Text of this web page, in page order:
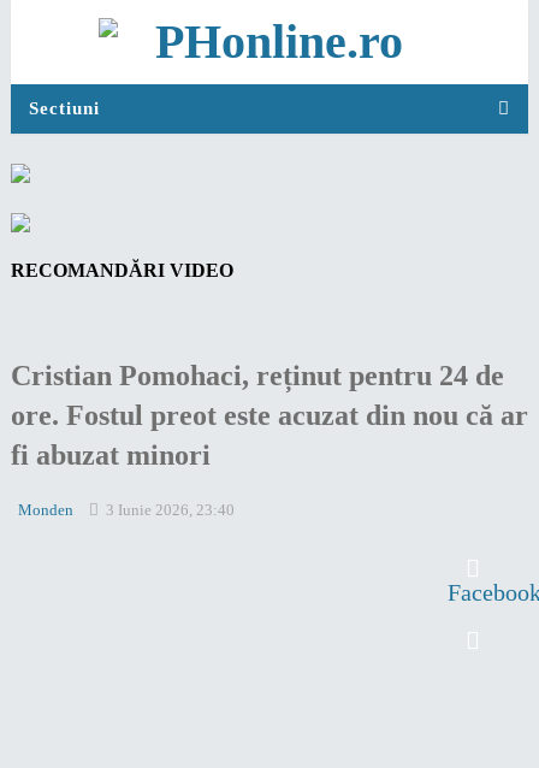
Sectiuni
RECOMANDĂRI VIDEO
Cristian Pomohaci, reținut pentru 24 de
ore. Fostul preot este acuzat din nou că ar
fi abuzat minori
Monden 3 Iunie 2026, 23:40